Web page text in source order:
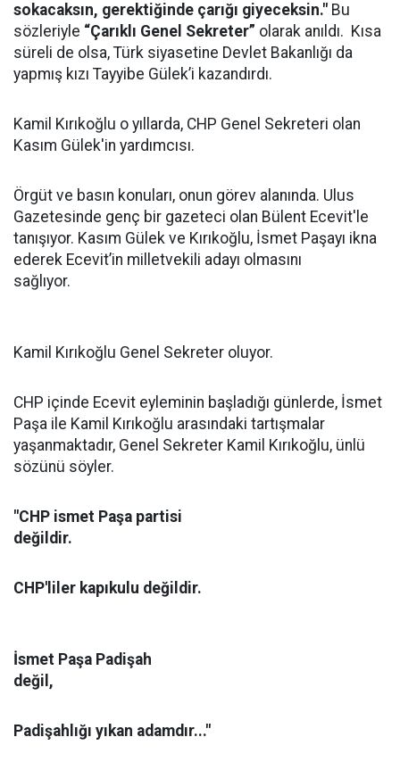
sokacaksın, gerektiğinde çarığı giyeceksin." Bu
sözleriyle “Çarıklı Genel Sekreter” olarak anıldı. Kısa
süreli de olsa, Türk siyasetine Devlet Bakanlığı da
yapmış kızı Tayyibe Gülek’i kazandırdı.
Kamil Kırıkoğlu o yıllarda, CHP Genel Sekreteri olan
Kasım Gülek'in yardımcısı.
Örgüt ve basın konuları, onun görev alanında. Ulus
Gazetesinde genç bir gazeteci olan Bülent Ecevit'le
tanışıyor. Kasım Gülek ve Kırıkoğlu, İsmet Paşayı ikna
ederek Ecevit’in milletvekili adayı olmasını
sağlıyor.
Kamil Kırıkoğlu Genel Sekreter oluyor.
CHP içinde Ecevit eyleminin başladığı günlerde, İsmet
Paşa ile Kamil Kırıkoğlu arasındaki tartışmalar
yaşanmaktadır, Genel Sekreter Kamil Kırıkoğlu, ünlü
sözünü söyler.
"CHP ismet Paşa partisi
değildir.
CHP'liler kapıkulu değildir.
İsmet Paşa Padişah
değil,
Padişahlığı yıkan adamdır..."